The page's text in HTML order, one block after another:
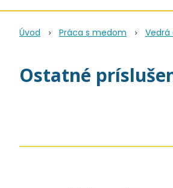
Úvod Práca s medom Vedrá
Ostatné